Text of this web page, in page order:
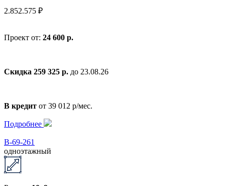
2.852.575 ₽
Проект от: 24 600 р.
Скидка 259 325 р. до 23.08.26
В кредит от 39 012 р/мес.
Подробнее
В-69-261
одноэтажный